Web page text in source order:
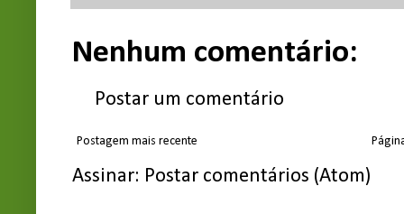
Nenhum comentário:
Postar um comentário
Postagem mais recente
Assinar: Postar comentários (Atom)